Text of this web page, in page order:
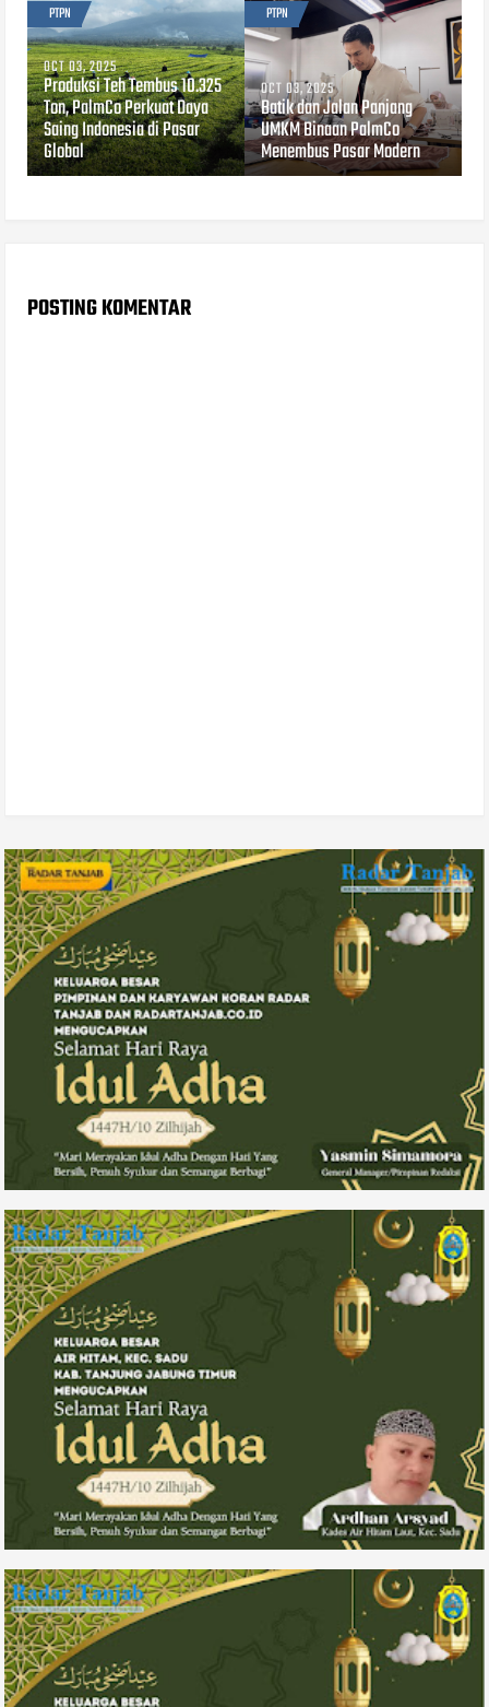
PTPN
OCT 03, 2025
Produksi Teh Tembus 10.325
Ton, PalmCo Perkuat Daya
Saing Indonesia di Pasar
Global
PTPN
OCT 03, 2025
Batik dan Jalan Panjang
UMKM Binaan PalmCo
Menembus Pasar Modern
POSTING KOMENTAR